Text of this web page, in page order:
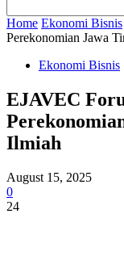
Home Ekonomi Bisnis
Perekonomian Jawa
Ekonomi Bisnis
EJAVEC
Ilmiah
August 15, 2025
0
24